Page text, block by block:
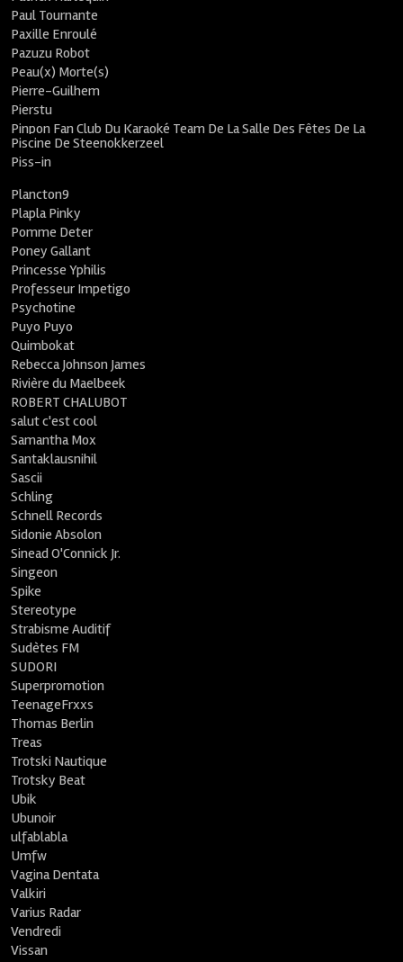
Paul Tournante
Paxille Enroulé
Pazuzu Robot
Peau(x) Morte(s)
Pierre-Guilhem
Pierstu
Pinpon Fan Club Du Karaoké Team De La Salle Des Fêtes De La
Piscine De Steenokkerzeel
Piss-in
Plancton9
Plapla Pinky
Pomme Deter
Poney Gallant
Princesse Yphilis
Professeur Impetigo
Psychotine
Puyo Puyo
Quimbokat
Rebecca Johnson James
Rivière du Maelbeek
ROBERT CHALUBOT
salut c'est cool
Samantha Mox
Santaklausnihil
Sascii
Schling
Schnell Records
Sidonie Absolon
Sinead O'Connick Jr.
Singeon
Spike
Stereotype
Strabisme Auditif
Sudètes FM
SUDORI
Superpromotion
TeenageFrxxs
Thomas Berlin
Treas
Trotski Nautique
Trotsky Beat
Ubik
Ubunoir
ulfablabla
Umfw
Vagina Dentata
Valkiri
Varius Radar
Vendredi
Vissan